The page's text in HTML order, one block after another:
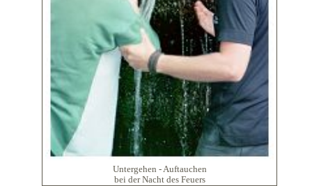
Untergehen - Auftauchen
bei der Nacht des Feuers